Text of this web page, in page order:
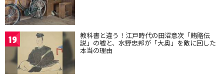
19 教科書と違う！江戸時代の田沼意次「賄賂伝
説」の嘘と、水野忠邦が「大奥」を敵に回した
本当の理由